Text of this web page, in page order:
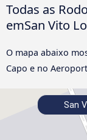
Todas as
emSan Vito
O mapa abaixo
Capo e no
San